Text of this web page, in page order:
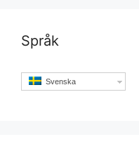
Språk
Svenska